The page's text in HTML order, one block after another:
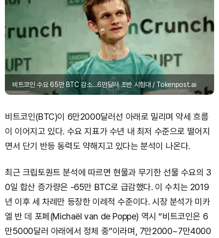
비트코인 수요 65만 BTC 감소…6만달러 초반 시험대 / Tokenpost.ai
비트코인(BTC)이 6만2000달러선 아래로 밀리며 약세 흐름
이 이어지고 있다. 수요 지표가 수년 내 최저 수준으로 떨어지
면서 단기 반등 동력도 약해지고 있다는 분석이 나온다.
최근 크립토퀀트 분석에 따르면 현물과 무기한 선물 수요의 3
0일 합산 증가량은 -65만 BTC로 급감했다. 이 수치는 2019
년 이후 세 차례만 등장한 이례적 수준이다. 시장 분석가 미카
엘 반 데 포페(Michaël van de Poppe) 역시 “비트코인은 6
만5000달러 아래에서 정체 중”이라며, 7만2000~7만4000